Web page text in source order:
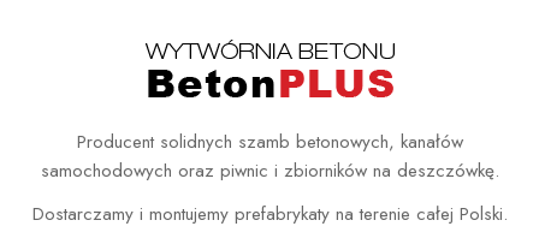
Producent solidnych szamb betonowych, kanałów
samochodowych oraz piwnic i zbiorników na deszczówkę.
Dostarczamy i montujemy prefabrykaty na terenie całej Polski.